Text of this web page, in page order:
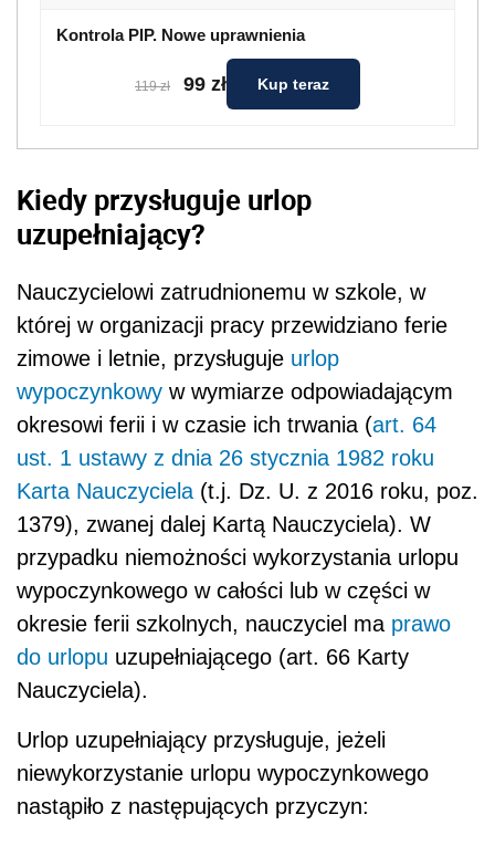
której w organizacji pracy przewidziano ferie
zimowe i letnie, przysługujeurlop
wypoczynkowyw wymiarze odpowiadającym
Karta Nauczyciela(t.j. Dz. U. z 2016 roku, poz.
1379), zwanej dalej Kartą Nauczyciela). W
przypadku niemożności wykorzystania urlopu
wypoczynkowego w całości lub w części w
okresie ferii szkolnych, nauczyciel maprawo
do urlopu uzupełniającego (art. 66 Karty
Nauczyciela).
Urlop uzupełniający przysługuje, jeżeli
niewykorzystanie urlopu wypoczynkowego
nastąpiło z następujących przyczyn:
niezdolności nauczyciela do pracy wywołanej
chorobą lub odosobnieniem w związku z
chorobą zakaźną,
korzystania przez nauczyciela z urlopu
macierzyńskiego,
warunkach urlopu macierzyńskiego,
korzystania przez nauczyciela z urlopu
ojcowskiego,